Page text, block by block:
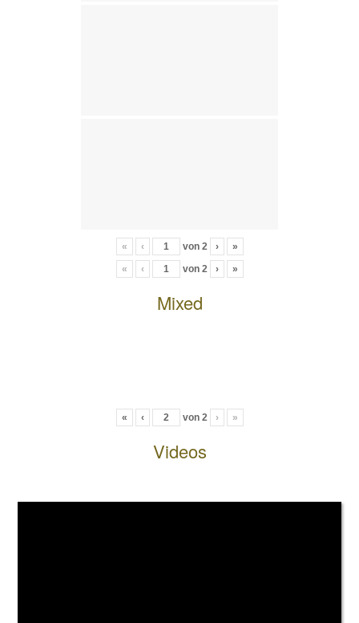
« ‹ von 2 ›
»
«
‹ von 2 › »
Mixed
« ‹ von 2 › »
Videos